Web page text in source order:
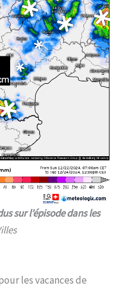
sur l’épisode dans les
les vacances de